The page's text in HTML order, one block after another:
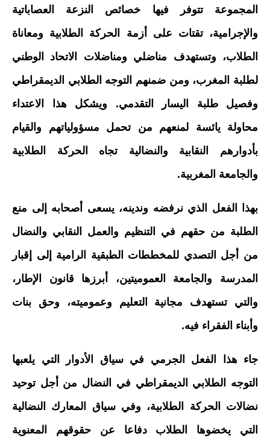
المجموعة تتوفر فيها خصائص النزعة العصاباتية
والإجرامية، تقتات على أزمة الحركة الطلابية ومعاناة
الطلاب، وتستهدف مناضلي ومناضلات الاتحاد الوطني
لطلبة المغرب، ومن ضمنهم التوجه الطلابي الديمقراطي
وفصيل طلبة اليسار التقدمي. ويشكل هذا الاعتداء
محاولة يائسة لمنعهم من تحمل مسؤولياتهم والقيام
بأدوارهم النقابية والنضالية تجاه الحركة الطلابية
والجامعة المغربية.
بهذا الفعل الذي نرفضه وندينه، يسعى أصحابه إلى منع
الطلبة من حقهم في التنظيم والعمل النقابي والنضال
من أجل التصدي للمخططات الطبقية الرامية إلى إقبار
المدرسة والجامعة العموميتين، أبرزها قانون الإطار،
والتي تستهدف مجانية التعليم وعموميته، وحق بنات
وأبناء الفقراء فيه.
جاء هذا الفعل الجرمي في سياق الأدوار التي يلعبها
التوجه الطلابي الديمقراطي في النضال من أجل توحيد
نضالات الحركة الطلابية، وفي سياق المعارك النضالية
التي يخضوها الطلاب دفاعا عن حقوقهم المعنوية